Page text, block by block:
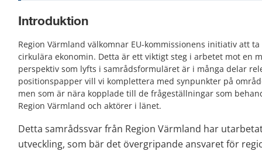
Introduktion
Region Värmland välkomnar EU-kommissionens initiativ att
cirkulära ekonomin. Detta är ett viktigt steg i arbetet mot en
perspektiv som lyfts i samrådsformuläret är i många delar
positionspapper vill vi komplettera med synpunkter på
men som är nära kopplade till de frågeställningar som
Region Värmland och aktörer i länet.
Detta samrådssvar från Region Värmland har
utveckling, som bär det övergripande ansvaret för